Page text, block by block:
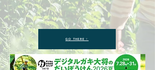
GO THERE！